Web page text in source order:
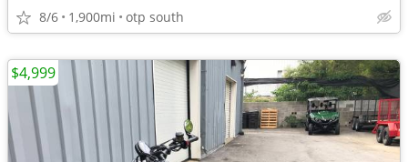
8/6 1,900mi otp south
$4,999